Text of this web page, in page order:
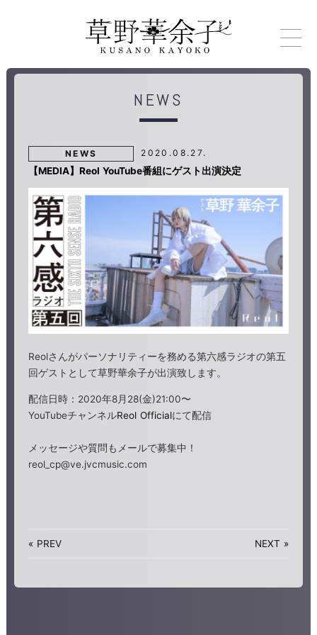
NEWS
NEWS 2020.08.27.
【MEDIA】Reol YouTube番組にゲスト出演決定
Reolさんがパーソナリティーを務める第六感ラジオの第五
回ゲストとして草野華余子が出演致します。
配信日時：2020年8月28(金)21:00〜
YouTubeチャンネルReol Officialにて配信
メッセージや質問もメールで募集中！
reol_cp@ve.jvcmusic.com
« PREV NEXT »